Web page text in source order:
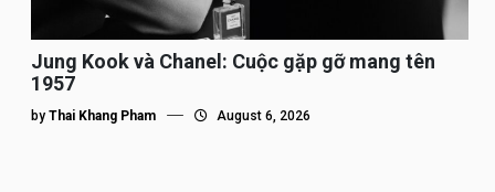
Jung Kook và Chanel: Cuộc gặp gỡ mang tên
1957
by Thai Khang Pham August 6, 2026